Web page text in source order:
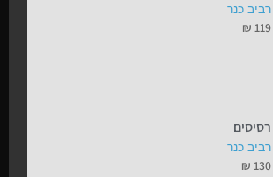
רביב כנר
₪ 119
רסיסים
רביב כנר
₪ 130